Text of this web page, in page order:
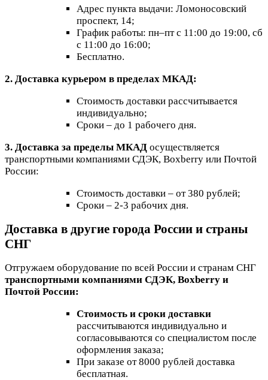
Адрес пункта выдачи: Ломоносовский
проспект, 14;
График работы: пн–пт с 11:00 до 19:00, сб
с 11:00 до 16:00;
Бесплатно.
2. Доставка курьером в пределах МКАД:
Стоимость доставки рассчитывается
индивидуально;
Сроки – до 1 рабочего дня.
3. Доставка за пределы МКАД осуществляется
транспортными компаниями СДЭК, Boxberry или Почтой
России:
Стоимость доставки – от 380 рублей;
Сроки – 2-3 рабочих дня.
Доставка в другие города России и страны
СНГ
Отгружаем оборудование по всей России и странам СНГ
транспортными компаниями СДЭК, Boxberry и
Почтой России:
Стоимость и сроки доставки
рассчитываются индивидуально и
согласовываются со специалистом после
оформления заказа;
При заказе от 8000 рублей доставка
бесплатная.